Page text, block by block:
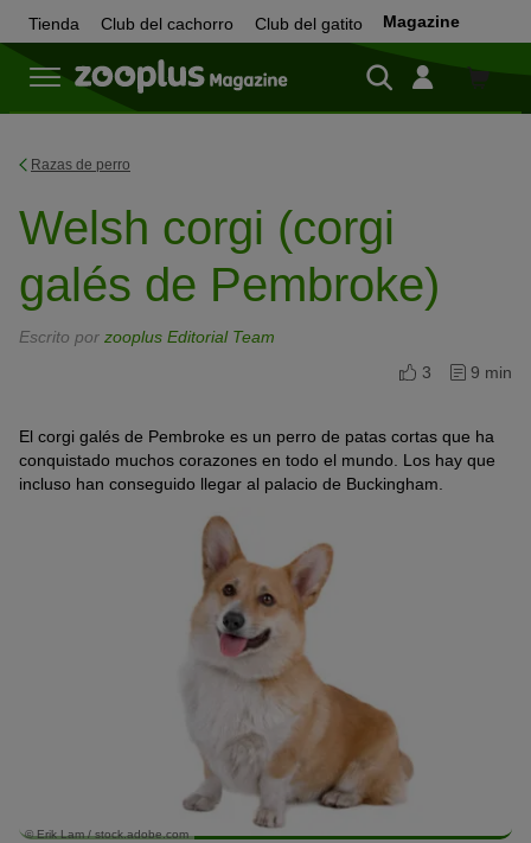
Tienda Club del cachorro Club del gatito Magazine
Tienda
Razas de perro
Welsh corgi (corgi
galés de Pembroke)
Escrito por zooplus Editorial Team
3
9 min
El corgi galés de Pembroke es un perro de patas cortas que ha
conquistado muchos corazones en todo el mundo. Los hay que
incluso han conseguido llegar al palacio de Buckingham.
© Erik Lam / stock.adobe.com